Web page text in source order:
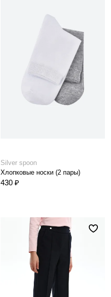
Silver spoon
Хлопковые носки (2 пары)
430 ₽